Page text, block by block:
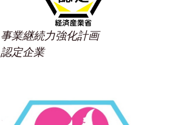
事業継続力強化計画
認定企業